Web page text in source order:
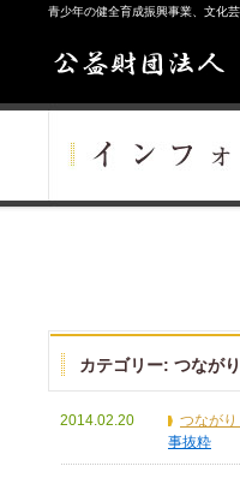
青少年の健全育成振興事業、文化
カテゴリー: つなが
2014.02.20
つなが
事抜粋